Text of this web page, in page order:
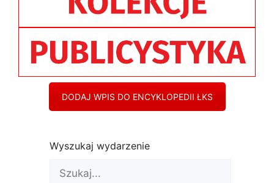
DODAJ WPIS DO ENCYKLOPEDII ŁKS
Wyszukaj wydarzenie